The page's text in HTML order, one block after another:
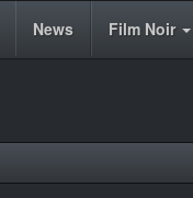
News Film Noir